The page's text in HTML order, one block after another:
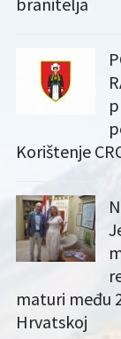
Korištenje
maturi među
Hrvatskoj